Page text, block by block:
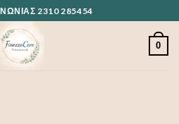
2310 285454
0